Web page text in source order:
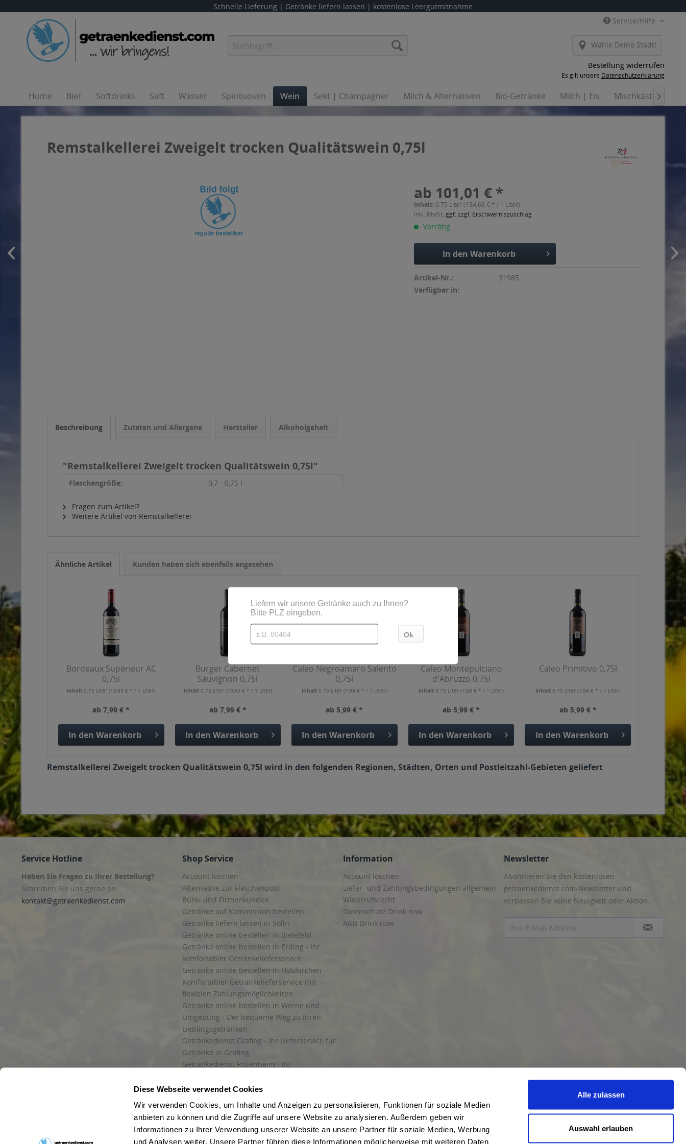
Diese Webseite verwendet Cookies
Wir verwenden Cookies, um Inhalte und Anzeigen zu personalisieren, Funktionen für soziale Medien
anbieten zu können und die Zugriffe auf unsere Website zu analysieren. Außerdem geben wir
Informationen zu Ihrer Verwendung unserer Website an unsere Partner für soziale Medien, Werbung
und Analysen weiter. Unsere Partner führen diese Informationen möglicherweise mit weiteren Daten
Alle zulassen
Auswahl erlauben
Schnelle Lieferung | Getränke liefern lassen | kostenlose Leergutmitnahme
Service/Hilfe
Wähle Deine Stadt!
Bestellung widerrufen
Es gilt unsere Datenschutzerklärung
Home Bier Softdrinks Saft Wasser Spirituosen Wein Sekt | Champagner Milch & Alternativen Bio-Getränke Milch | Eis Mischkästen

Remstalkellerei Zweigelt trocken Qualitätswein 0,75l
ab 101,01 € *
Inhalt: 0.75 Liter (134,68 € * / 1 Liter)
inkl. MwSt. ggf. zzgl. Erschwerniszuschlag
Vorrätig
In den Warenkorb
Artikel-Nr.:
31985
Verfügbar in:
Beschreibung Zutaten und Allergene Hersteller Alkoholgehalt
"Remstalkellerei Zweigelt trocken Qualitätswein 0,75l"
Flaschengröße: 0,7 - 0,75 l
Fragen zum Artikel?
Weitere Artikel von Remstalkellerei
Ähnliche Artikel Kunden haben sich ebenfalls angesehen
Bordeaux Supérieur AC
0,75l
Inhalt0.75 Liter(10,65 € * / 1 Liter)
ab 7,99 € *
In den Warenkorb
Burger Cabernet
Sauvignon 0,75l
Inhalt 0.75 Liter (10,65 € * / 1 Liter)
ab 7,99 € *
In den Warenkorb
Caleo Negroamaro Salento
0,75l
Inhalt0.75 Liter(7,99 € * / 1 Liter)
ab 5,99 € *
In den Warenkorb
Caleo Montepulciano
d'Abruzzo 0,75l
Inhalt0.75 Liter(7,99 € * / 1 Liter)
ab 5,99 € *
In den Warenkorb
Caleo Primitivo 0,75l
Inhalt 0.75 Liter (7,99 € * / 1 Liter)
ab 5,99 € *
In den Warenkorb
Remstalkellerei Zweigelt trocken Qualitätswein 0,75l wird in den folgenden Regionen, Städten, Orten und Postleitzahl-Gebieten geliefert
Service Hotline
Haben Sie Fragen zu Ihrer Bestellung?
Schreiben Sie uns gerne an
kontakt@getraenkedienst.com
Shop Service
Account löschen
Alternative zur Flaschenpost
Büro- und Firmenkunden
Getränke auf Kommission bestellen
Getränke liefern lassen in Solln
Getränke online bestellen in Bielefeld
Getränke online bestellen in Erding - Ihr
komfortabler Getränkelieferservice
Getränke online bestellen in Holzkirchen -
Komfortabler Getränkelieferservice mit
flexiblen Zahlungsmöglichkeiten
Getränke online bestellen in Werne und
Umgebung - Der bequeme Weg zu Ihren
Lieblingsgetränken
Getränkedienst Grafing - Ihr Lieferservice für
Getränke in Grafing
Getränkedienst Rosenheim - Ihr
und Umgebung
Liefergebiet
Lieferservice für Getränke
Wir liefern Getränke
Information
Account löschen
Liefer- und Zahlungsbedingungen allgemein
Widerrufsrecht
Datenschutz Drink now
AGB Drink now
Newsletter
Abonnieren Sie den kostenlosen
getraenkedienst.com-Newsletter und
verpassen Sie keine Neuigkeit oder Aktion.